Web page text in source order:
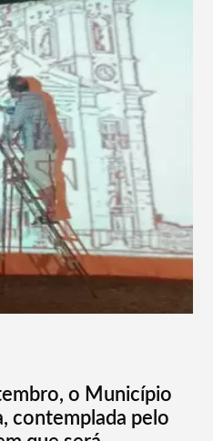
o Município
contemplada pelo